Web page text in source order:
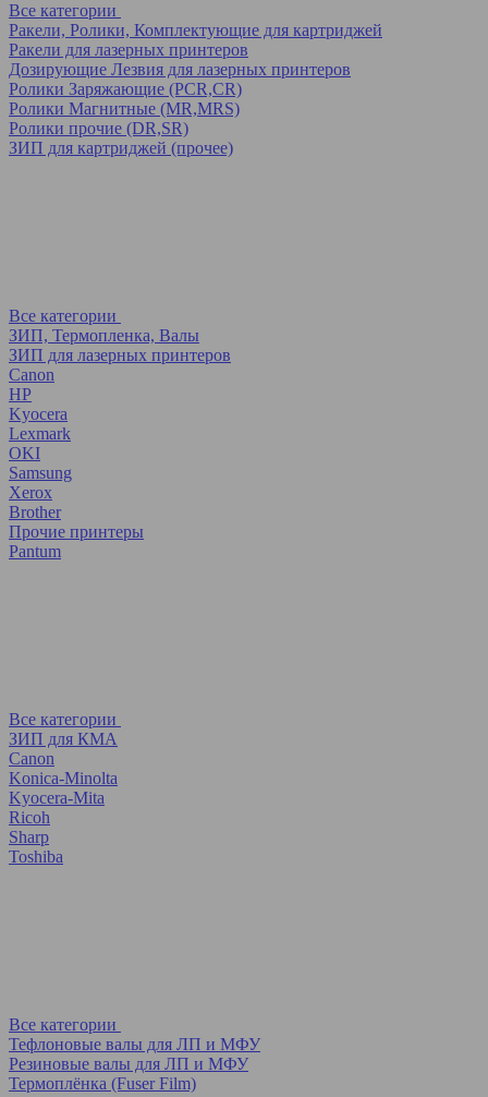
Все категории
Ракели, Ролики, Комплектующие для картриджей
Ракели для лазерных принтеров
Дозирующие Лезвия для лазерных принтеров
Ролики Заряжающие (PCR,CR)
Ролики Магнитные (MR,MRS)
Ролики прочие (DR,SR)
ЗИП для картриджей (прочее)
Все категории
ЗИП, Термопленка, Валы
ЗИП для лазерных принтеров
Canon
HP
Kyocera
Lexmark
OKI
Samsung
Xerox
Brother
Прочие принтеры
Pantum
Все категории
ЗИП для КМА
Canon
Konica-Minolta
Kyocera-Mita
Ricoh
Sharp
Toshiba
Все категории
Тефлоновые валы для ЛП и МФУ
Резиновые валы для ЛП и МФУ
Термоплёнка (Fuser Film)